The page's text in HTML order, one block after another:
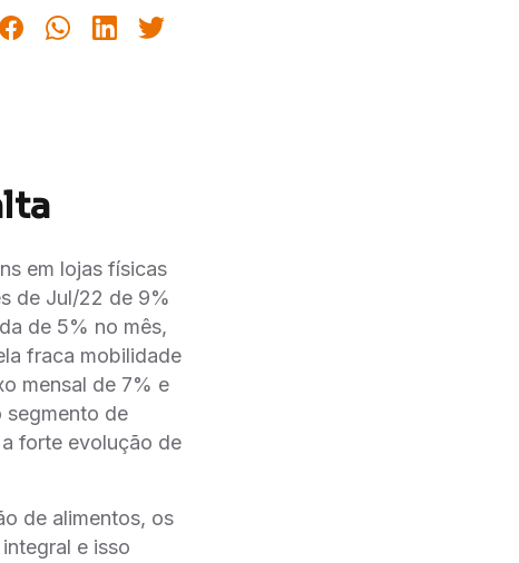
em lojas físicas
de Jul/22 de 9%
de 5% no mês,
fraca mobilidade
mensal de 7% e
segmento de
forte evolução de
de alimentos, os
e isso